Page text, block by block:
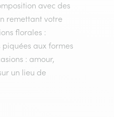
avec des
remettant votre
florales :
aux formes
: amour,
un lieu de